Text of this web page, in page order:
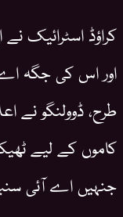
کراؤڈ اسٹرائیک
اور اس کی جگہ اے
طرح، ڈوولنگو نے
کاموں کے لیے
جنہیں اے آئی